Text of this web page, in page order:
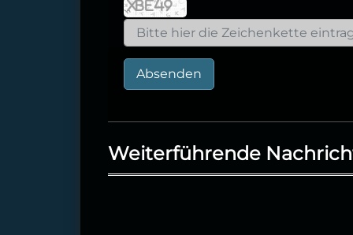
Absenden
Weiterführende